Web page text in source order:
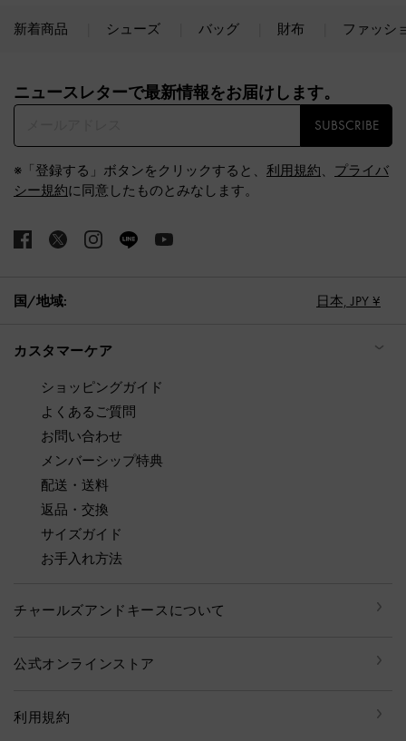
新着商品 シューズ バッグ 財布 ファッシ
ニュースレターで最新情報をお届けします。​
SUBSCRIBE
※「登録する」ボタンをクリックすると、 利用規約、 プライバ
シー規約に同意したものとみなします。
国/地域: 日本, JPY ¥
カスタマーケア
ショッピングガイド
よくあるご質問
お問い合わせ
メンバーシップ特典
配送・送料
返品・交換
サイズガイド
お手入れ方法
チャールズアンドキースについて
公式オンラインストア
利用規約